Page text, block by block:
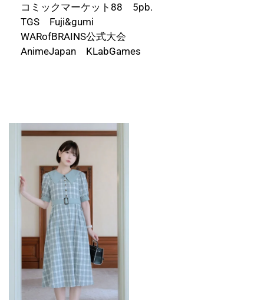
コミックマーケット88 5pb.
TGS Fuji&gumi
WARofBRAINS公式大会
AnimeJapan KLabGames